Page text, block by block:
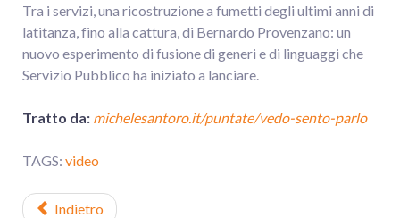
Tra i servizi, una ricostruzione a fumetti degli ultimi anni di
latitanza, fino alla cattura, di Bernardo Provenzano: un
nuovo esperimento di fusione di generi e di linguaggi che
Servizio Pubblico ha iniziato a lanciare.
Tratto da: michelesantoro.it/puntate/vedo-sento-parlo
TAGS: video
Indietro